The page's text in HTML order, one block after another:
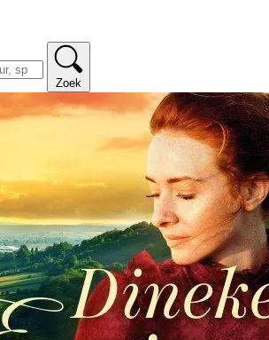
Zoek